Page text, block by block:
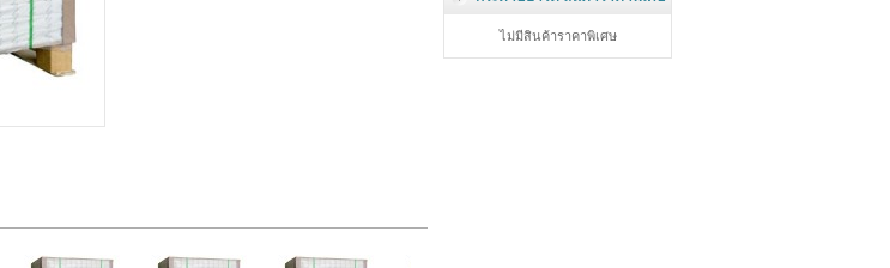
ไม่มีสินค้าราคาพิเศษ